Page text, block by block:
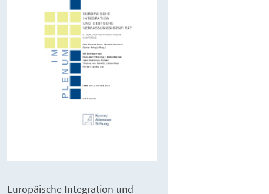
Europäische Integration und